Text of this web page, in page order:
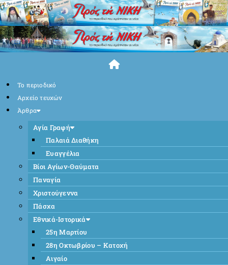
Skip
to
content
Το περιοδικό
Αρχείο τευχών
Άρθρα
Αγία Γραφή
Παλαιά Διαθήκη
Ευαγγέλια
Βίοι Αγίων-Θαύματα
Παναγία
Χριστούγεννα
Πάσχα
Εθνικά-Ιστορικά
25η Μαρτίου
28η Οκτωβρίου – Κατοχή
Αιγαίο